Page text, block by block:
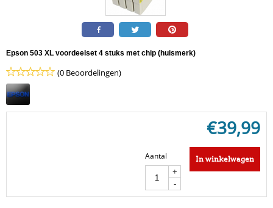
Epson 503 XL voordeelset 4 stuks met chip (huismerk)
(0 Beoordelingen)
€39,99
Aantal
+
-
In winkelwagen